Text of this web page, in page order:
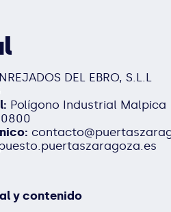
DEL EBRO, S.L.L
Polígono Industrial Malpica
y contenido